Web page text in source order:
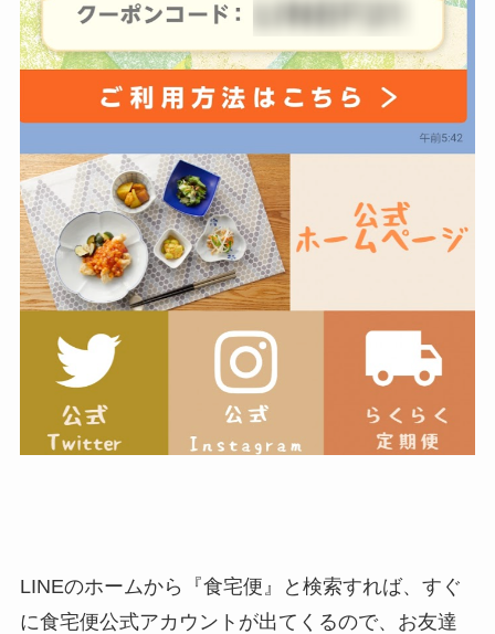
LINEのホームから『食宅便』と検索すれば、すぐ
に食宅便公式アカウントが出てくるので、お友達